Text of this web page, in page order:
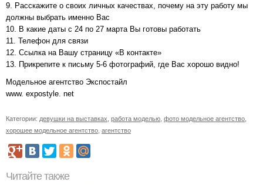
9. Расскажите о своих личных качествах, почему на эту работу мы
должны выбрать именно Вас
10. В какие даты с 24 по 27 марта Вы готовы работать
11. Телефон для связи
12. Ссылка на Вашу страницу «В контакте»
13. Прикрепите к письму 5-6 фотографий, где Вас хорошо видно!
Модельное агентство Экспостайл
www. expostyle. net
Категории: девушки на выставках работа моделью фото модельное агентство
хорошее модельное агентство агентство
Читайте также